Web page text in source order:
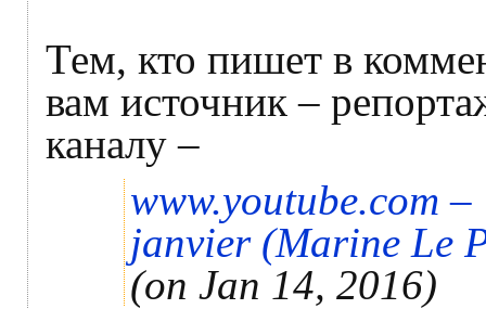
Тем, кто пишет в
вам источник –
каналу –
www.youtube.com –
janvier (Marine Le
(on Jan 14, 2016)